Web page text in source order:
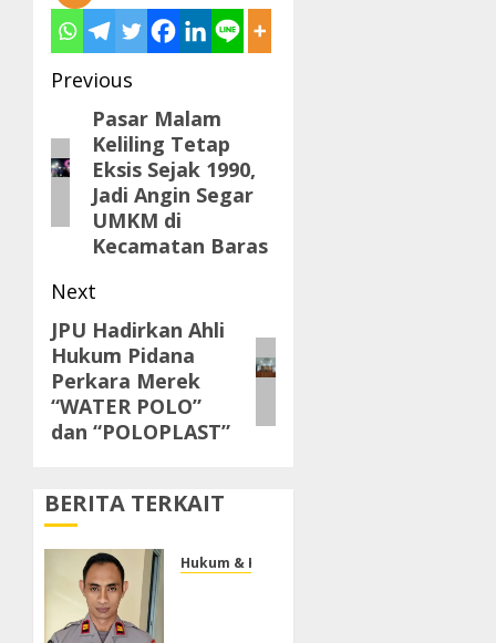
Post
navigation
Previous
Previous
post:
Pasar Malam
Keliling Tetap
Eksis Sejak 1990,
Jadi Angin Segar
UMKM di
Kecamatan Baras
Next
Next
post:
JPU Hadirkan Ahli
Hukum Pidana
Perkara Merek
“WATER POLO”
dan “POLOPLAST”
BERITA TERKAIT
Hukum & Kriminal